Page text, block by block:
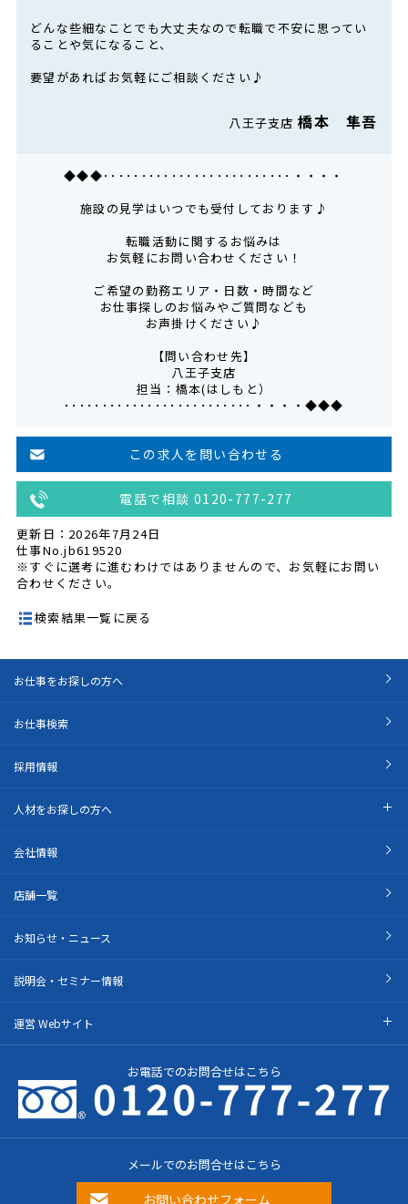
どんな些細なことでも大丈夫なので転職で不安に思ってい
ることや気になること、
要望があればお気軽にご相談ください♪
八王子支店橋本 隼吾
◆◆◆･････････････････････････・・・・
施設の見学はいつでも受付しております♪
転職活動に関するお悩みは
お気軽にお問い合わせください！
ご希望の勤務エリア・日数・時間など
お仕事探しのお悩みやご質問なども
お声掛けください♪
【問い合わせ先】
八王子支店
担当：橋本(はしもと）
･････････････････････････・・・・◆◆◆
この求人を問い合わせる
電話で相談 0120-777-277
更新日：2026年7月24日
仕事No.jb619520
※すぐに選考に進むわけではありませんので、お気軽にお問い
合わせください。
検索結果一覧に戻る
お仕事をお探しの方へ
お仕事検索
採用情報
人材をお探しの方へ
会社情報
店舗一覧
お知らせ・ニュース
説明会・セミナー情報
運営 Webサイト
お電話でのお問合せはこちら
メールでのお問合せはこちら
お問い合わせフォーム